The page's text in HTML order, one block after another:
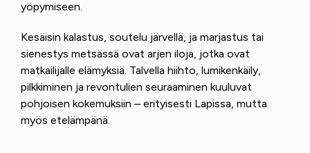
yöpymiseen.
Kesäisin kalastus, soutelu järvellä, ja marjastus tai
sienestys metsässä ovat arjen iloja, jotka ovat
matkailijalle elämyksiä. Talvella hiihto, lumikenkäily,
pilkkiminen ja revontulien seuraaminen kuuluvat
pohjoisen kokemuksiin – erityisesti Lapissa, mutta
myös etelämpänä.